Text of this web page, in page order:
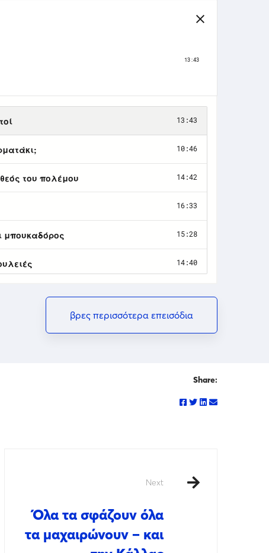
βρες περισσότερα επεισόδια
Share:
Next
Όλα τα σφάζουν όλα
τα μαχαιρώνουν – και